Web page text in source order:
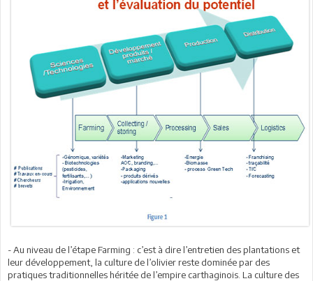
- Au niveau de l’étape Farming : c’est à dire l’entretien des plantations et
leur développement, la culture de l’olivier reste dominée par des
pratiques traditionnelles héritée de l’empire carthaginois. La culture des